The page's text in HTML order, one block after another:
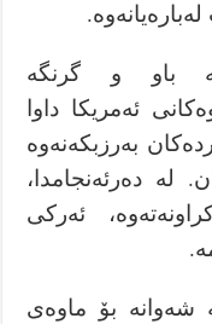
باو و گرنگە
ئەمریکا داوا
بەرزبکەنەوە
لە دەرئەنجامدا،
ئەرکی
شەوانە بۆ ماوەی